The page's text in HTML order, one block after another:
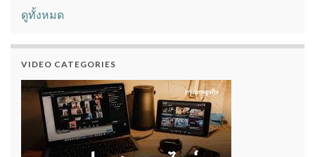
ดูทั้งหมด
VIDEO CATEGORIES